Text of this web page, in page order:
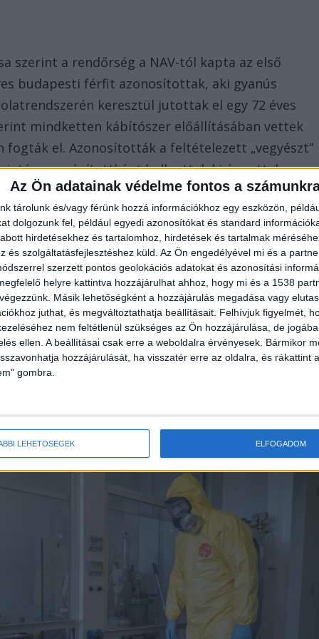
Az Ön adatainak védelme fontos a
tárolunk és/vagy férünk hozzá információkhoz egy eszközön,
dolgozunk fel, például egyedi azonosítókat és standard
hirdetésekhez és tartalomhoz, hirdetések és tartalmak
és szolgáltatásfejlesztéshez küld. Az Ön engedélyével mi és a
szerzett pontos geolokációs adatokat és azonosítási
helyre kattintva hozzájárulhat ahhoz, hogy mi és a 1538
Másik lehetőségként a hozzájárulás megadása vagy
juthat, és megváltoztathatja beállításait. Felhívjuk figyelmét,
nem feltétlenül szükséges az Ön hozzájárulása, de
ellen. A beállításai csak erre a weboldalra érvényesek. Bármikor
hozzájárulását, ha visszatér erre az oldalra, és rákattint
gombra.
LEHETŐSÉGEK ELFOGADOM
szerint a rendőrség a NAV-tól kapta az első
budapesti férfit azonosítottak, aki gyanús
keresztül jutottak el egy 72 éves
mindketten kábítószer előállításában vettek
el. Azonosították a feltételezett „vegyészt”
gyanúsítottként hallgattak ki és vettek
foglaltak le kristály nevű kábítószert: a volt
több mint 100 kg mennyiség került rendőrkézre,
forint – közölte Horváth László, a kábítószer-
kormánybiztos, aki szerint ipari mennyiségben,
keverték a mérgeket.